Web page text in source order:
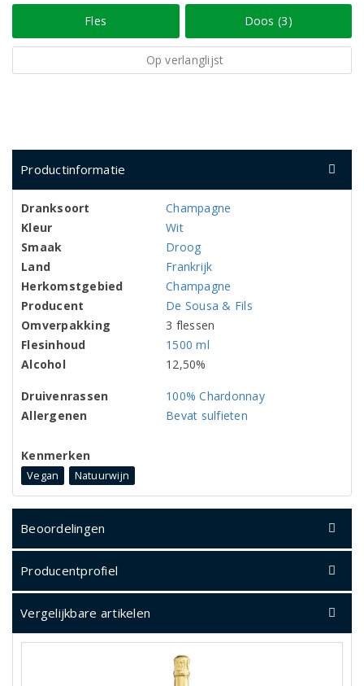
Fles Doos (3)
Op verlanglijst
Productinformatie
Dranksoort
Champagne
Kleur
Wit
Smaak
Droog
Land
Frankrijk
Herkomstgebied
Champagne
Producent
De Sousa & Fils
Omverpakking
3 flessen
Flesinhoud
1500 ml
Alcohol
12,50%
Druivenrassen
100% Chardonnay
Allergenen
Bevat sulfieten
Kenmerken
Vegan Natuurwijn
Beoordelingen
Producentprofiel
Vergelijkbare artikelen